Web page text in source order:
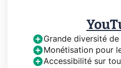
Grande diversité
Monétisation pour
Accessibilité sur